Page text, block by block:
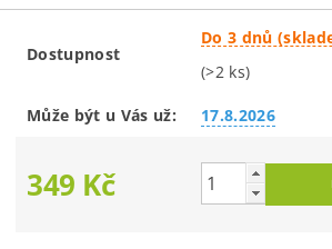
Dostupnost
Do 3 dnů
(>2 ks)
Může být u Vás už: 17.8.2026
349 Kč